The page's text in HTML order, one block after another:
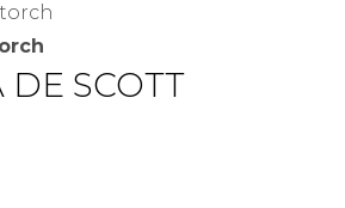
DE SCOTT